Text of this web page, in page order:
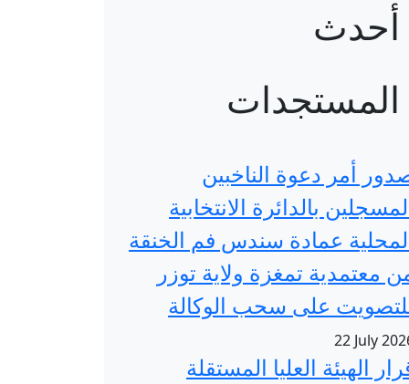
أحدث
المستجدات
أمر دعوة الناخبين
بالدائرة الانتخابية
عمادة سندس فم الخنقة
معتمدية تمغزة ولاية توزر
على سحب الوكالة
22 July
الهيئة العليا المستقلة